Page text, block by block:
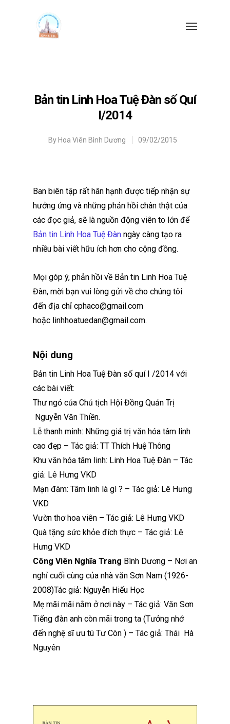
Bản tin Linh Hoa Tuệ Đàn số Quí
I/2014
By Hoa Viên Bình Dương 09/02/2015
Ban biên tập rất hân hạnh được tiếp nhận sự
hưởng ứng và những phản hồi chân thật của
các đọc giả, sẽ là nguồn động viên to lớn để
Bản tin Linh Hoa Tuệ Đàn ngày càng tạo ra
nhiều bài viết hữu ích hơn cho cộng đồng.
Mọi góp ý, phản hồi về Bản tin Linh Hoa Tuệ
Đàn, mời bạn vui lòng gửi về cho chúng tôi
đến địa chỉ cphaco@gmail.com
hoặc linhhoatuedan@gmail.com.
Nội dung
Bản tin Linh Hoa Tuệ Đàn số quí I /2014 với
các bài viết:
Thư ngỏ của Chủ tịch Hội Đồng Quản Trị
Nguyễn Văn Thiền.
Lễ thanh minh: Những giá trị văn hóa tâm linh
cao đẹp – Tác giả: TT Thích Huệ Thông
Khu văn hóa tâm linh: Linh Hoa Tuệ Đàn – Tác
giả: Lê Hưng VKD
Mạn đàm: Tâm linh là gì ? – Tác giả: Lê Hưng
VKD
Vườn thơ hoa viên – Tác giả: Lê Hưng VKD
Quà tặng sức khỏe đích thực – Tác giả: Lê
Hưng VKD
Công Viên Nghĩa Trang Bình Dương – Nơi an
nghỉ cuối cùng của nhà văn Sơn Nam (1926-
2008)Tác giả: Nguyễn Hiếu Học
Mẹ mãi mãi nằm ở nơi này – Tác giả: Văn Sơn
Tiếng đàn anh còn mãi trong ta (Tưởng nhớ
đến nghệ sĩ ưu tú Tư Còn ) – Tác giả: Thái Hà
Nguyên